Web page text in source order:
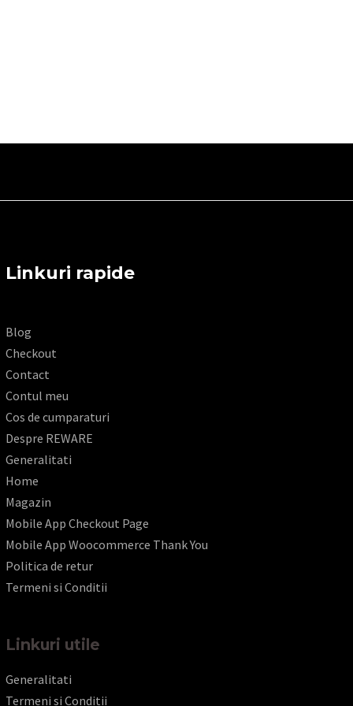
Linkuri rapide
Blog
Checkout
Contact
Contul meu
Cos de cumparaturi
Despre REWARE
Generalitati
Home
Magazin
Mobile App Checkout Page
Mobile App Woocommerce Thank You
Politica de retur
Termeni si Conditii
Linkuri utile
Generalitati
Termeni si Conditii